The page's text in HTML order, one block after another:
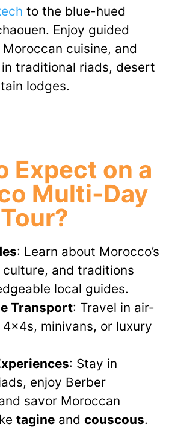
to the blue-hued
Enjoy guided
cuisine, and
traditional riads, desert
lodges.
Expect on a
Multi-Day
Tour?
: Learn about Morocco’s
and traditions
local guides.
Transport: Travel in air-
minivans, or luxury
: Stay in
enjoy Berber
savor Moroccan
tagine and couscous.